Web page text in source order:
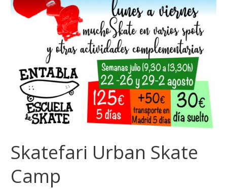
Skatefari Urban Skate
Camp